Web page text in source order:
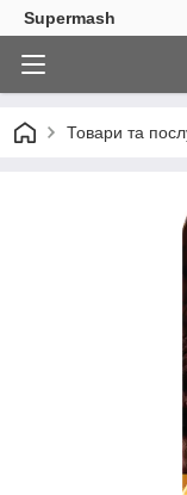
Supermash
Товари та